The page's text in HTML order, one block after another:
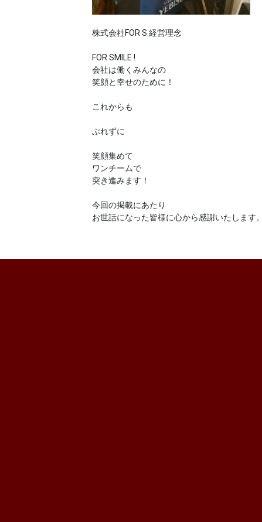
株式会社FOR S.経営理念
FOR SMILE !
会社は働くみんなの
笑顔と幸せのために！
これからも
ぶれずに
笑顔集めて
ワンチームで
突き進みます！
今回の掲載にあたり
お世話になった皆様に心から感謝いたします。